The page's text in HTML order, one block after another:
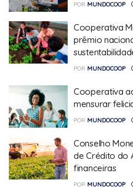
POR MUNDOCOOP
Cooperativa
prêmio
POR MUNDOCOOP
Cooperativa
mensurar
POR MUNDOCOOP
Conselho
de Crédito do
financeiras
POR MUNDOCOOP